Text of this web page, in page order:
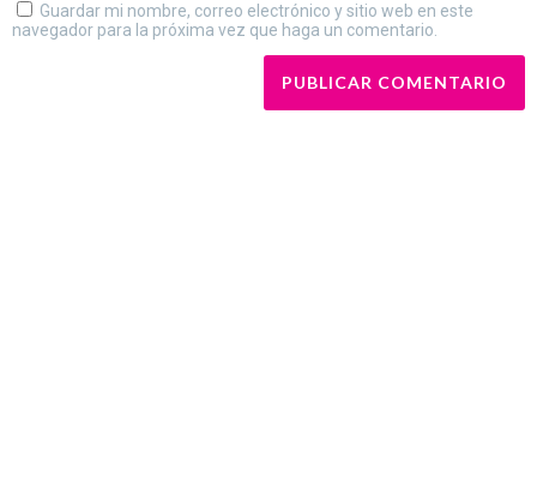
Guardar mi nombre, correo electrónico y sitio web en este
navegador para la próxima vez que haga un comentario.